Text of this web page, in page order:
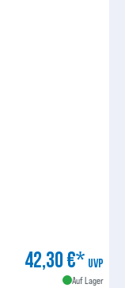
42,30 €* UVP
Auf Lager